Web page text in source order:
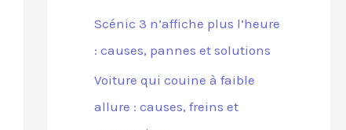
Scénic 3 n’affiche plus l’heure
: causes, pannes et solutions
Voiture qui couine à faible
allure : causes, freins et